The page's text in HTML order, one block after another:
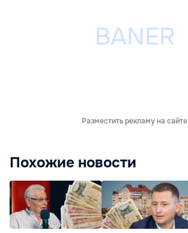
Разместить рекламу на сайте
Похожие новости